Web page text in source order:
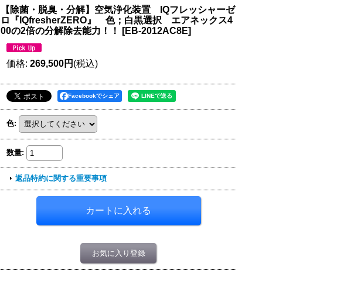
【除菌・脱臭・分解】空気浄化装置 IQフレッシャーゼ
ロ『IQfresherZERO』 色；白黒選択 エアネックス4
00の2倍の分解除去能力！！
[EB-2012AC8E]
価格: 269,500円 (税込)
Facebookでシェア
色:
数量:
返品特約に関する重要事項
お気に入り登録